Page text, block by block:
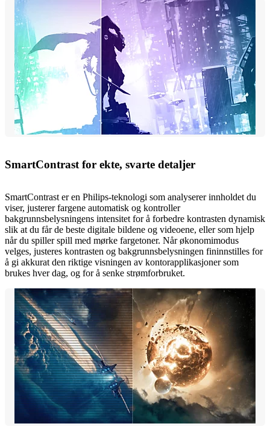
SmartContrast for ekte, svarte detaljer
SmartContrast er en Philips-teknologi som analyserer innholdet du
viser, justerer fargene automatisk og kontroller
bakgrunnsbelysningens intensitet for å forbedre kontrasten dynamisk
slik at du får de beste digitale bildene og videoene, eller som hjelp
når du spiller spill med mørke fargetoner. Når økonomimodus
velges, justeres kontrasten og bakgrunnsbelysningen fininnstilles for
å gi akkurat den riktige visningen av kontorapplikasjoner som
brukes hver dag, og for å senke strømforbruket.